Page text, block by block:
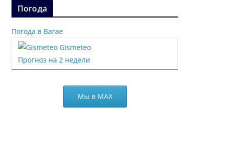
Погода
Погода в Вагае
Gismeteo
Прогноз на 2 недели
Мы в МАХ